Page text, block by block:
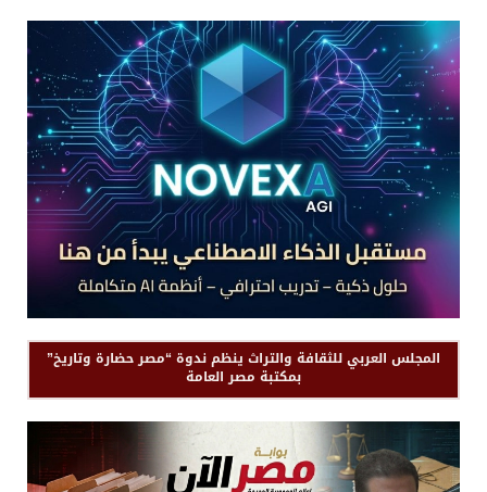
المجلس العربي للثقافة والتراث ينظم ندوة “مصر حضارة وتاريخ”
بمكتبة مصر العامة